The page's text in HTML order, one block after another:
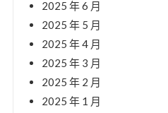
2025 年 6 月
2025 年 5 月
2025 年 4 月
2025 年 3 月
2025 年 2 月
2025 年 1 月